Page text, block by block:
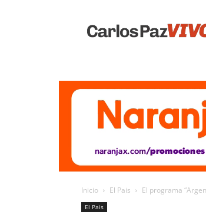
Vivo
Inicio El Pais El programa
El Pais